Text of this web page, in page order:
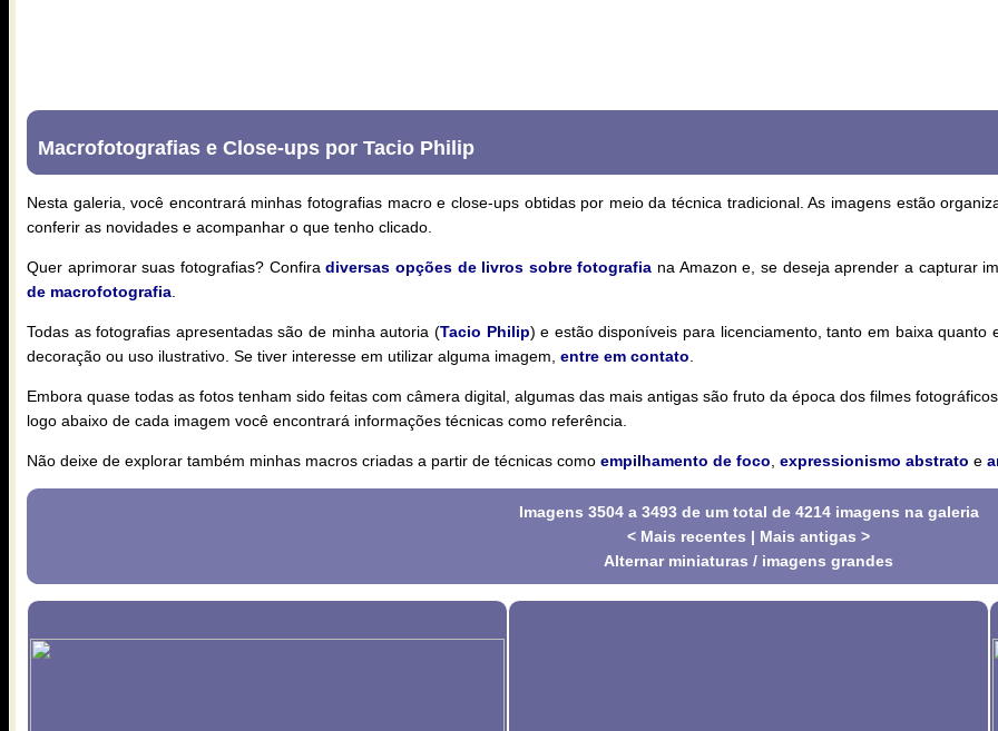
Macrofotografias e Close-ups por Tacio Philip
Nesta galeria, você encontrará minhas fotografias macro e close-ups obtidas por meio da técnica tradicional. As imagens estão
conferir as novidades e acompanhar o que tenho clicado.
Quer aprimorar suas fotografias? Confiradiversas opções de livros sobre fotografia na Amazon e, se deseja aprender a capturar
de macrofotografia
Todas as fotografias apresentadas são de minha autoria (Tacio Philip) e estão disponíveis para licenciamento, tanto em baixa
decoração ou uso ilustrativo. Se tiver interesse em utilizar alguma imagem, entre em contato
Embora quase todas as fotos tenham sido feitas com câmera digital, algumas das mais antigas são fruto da época dos filmes
logo abaixo de cada imagem você encontrará informações técnicas como referência.
Não deixe de explorar também minhas macros criadas a partir de técnicas como empilhamento de foco expressionismo abstrato e
Imagens 3504 a 3493 de um total de 4214 imagens na galeria
< Mais recentes | Mais antigas >
Alternar miniaturas / imagens grandes